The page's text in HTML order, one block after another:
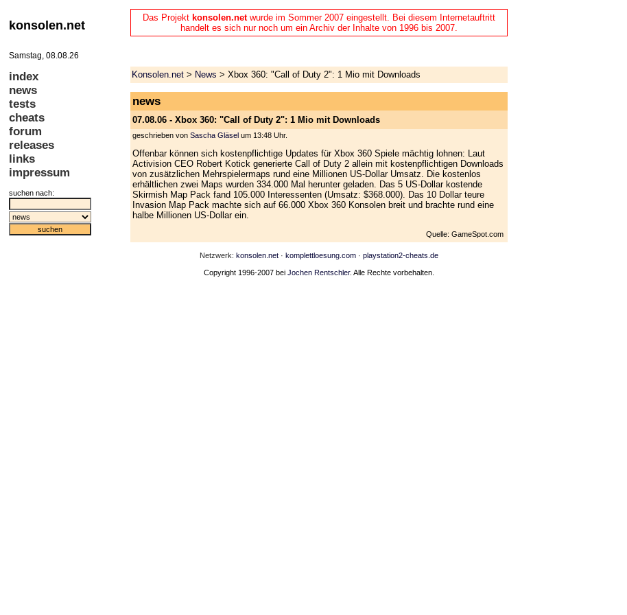
Das Projekt konsolen.netwurde im Sommer 2007 eingestellt. Bei diesem Internetauftritt
handelt es sich nur noch um ein Archiv der Inhalte von 1996 bis 2007.
Konsolen.net > News > Xbox 360: "Call of Duty 2": 1 Mio mit Downloads
news
07.08.06 - Xbox 360: "Call of Duty 2": 1 Mio mit Downloads
geschrieben von Sascha Gläsel um 13:48 Uhr.
Offenbar können sich kostenpflichtige Updates für Xbox 360 Spiele mächtig lohnen: Laut
Activision CEO Robert Kotick generierte Call of Duty 2 allein mit kostenpflichtigen Downloads
von zusätzlichen Mehrspielermaps rund eine Millionen US-Dollar Umsatz. Die kostenlos
erhältlichen zwei Maps wurden 334.000 Mal herunter geladen. Das 5 US-Dollar kostende
Skirmish Map Pack fand 105.000 Interessenten (Umsatz: $368.000). Das 10 Dollar teure
Invasion Map Pack machte sich auf 66.000 Xbox 360 Konsolen breit und brachte rund eine
halbe Millionen US-Dollar ein.
Quelle: GameSpot.com
Netzwerk: konsolen.net · komplettloesung.com · playstation2-cheats.de
Copyright 1996-2007 bei Jochen Rentschler. Alle Rechte vorbehalten.
konsolen.net
Samstag, 08.08.26
index
news
tests
cheats
forum
releases
links
impressum
suchen nach: